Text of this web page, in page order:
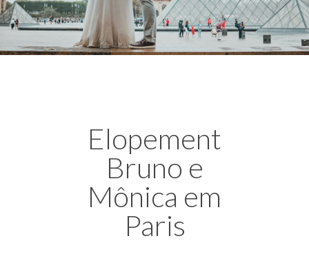
Elopement
Bruno e
Mônica em
Paris